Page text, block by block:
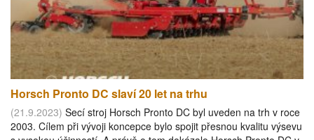
Horsch Pronto DC slaví 20 let na trhu
(21.9.2023) Secí stroj Horsch Pronto DC byl uveden na trh v roce
2003. Cílem při vývoji koncepce bylo spojit přesnou kvalitu výsevu